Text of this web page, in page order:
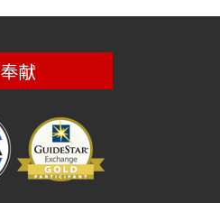
奉献